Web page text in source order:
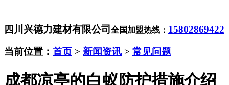
四川兴德力建材有限公司 全国加盟热线： 15802869422
当前位置： 首页 > 新闻资讯 > 常见问题
成都凉亭的白蚁防护措施介绍